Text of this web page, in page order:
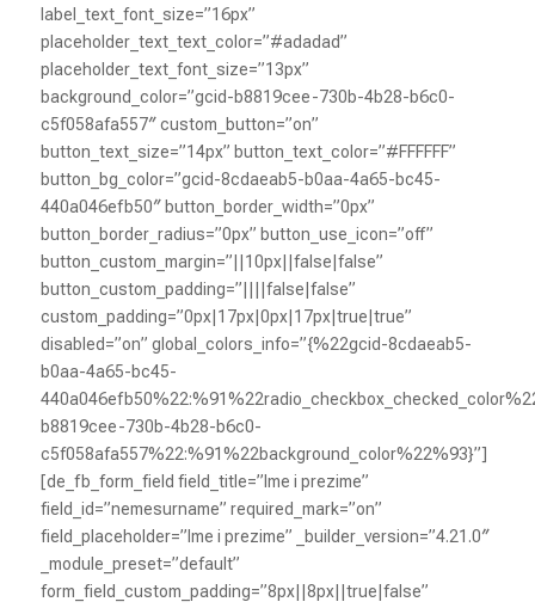
label_text_font_size=”16px”
placeholder_text_text_color=”#adadad”
placeholder_text_font_size=”13px”
background_color=”gcid-b8819cee-730b-4b28-b6c0-
c5f058afa557″ custom_button=”on”
button_text_size=”14px” button_text_color=”#FFFFFF”
button_bg_color=”gcid-8cdaeab5-b0aa-4a65-bc45-
440a046efb50″ button_border_width=”0px”
button_border_radius=”0px” button_use_icon=”off”
button_custom_margin=”||10px||false|false”
button_custom_padding=”||||false|false”
custom_padding=”0px|17px|0px|17px|true|true”
disabled=”on” global_colors_info=”{%22gcid-8cdaeab5-
b0aa-4a65-bc45-
b8819cee-730b-4b28-b6c0-
c5f058afa557%22:%91%22background_color%22%93}”]
[de_fb_form_field field_title=”Ime i prezime”
field_id=”nemesurname” required_mark=”on”
field_placeholder=”Ime i prezime” _builder_version=”4.21.0″
_module_preset=”default”
form_field_custom_padding=”8px||8px||true|false”